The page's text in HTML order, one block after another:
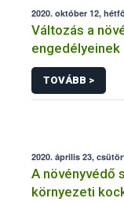
2020. október 12,
Változás a
engedélyeinek
TOVÁBB >
2020. április 23,
A növényvédő
környezeti